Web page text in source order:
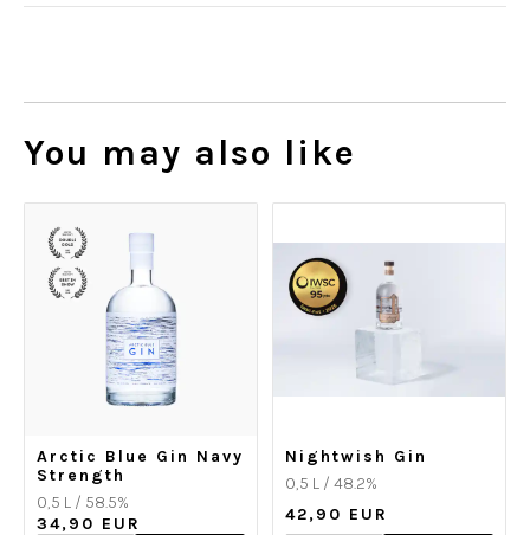
You may also like
Arctic Blue Gin Navy
Strength
0,5 L / 58.5%
34,90 EUR
Nightwish Gin
0,5 L / 48.2%
42,90 EUR